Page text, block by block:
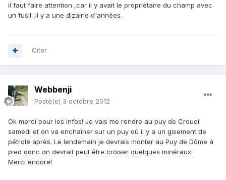
il faut faire attention ,car il y avait le propriétaire du champ avec
un fusil ,il y a une dizaine d'années.
Citer
Webbenji
Posté(e) 3 octobre 2012
Ok merci pour les infos! Je vais me rendre au puy de Crouel
samedi et on va enchaîner sur un puy où il y a un gisement de
pétrole après. Le lendemain je devrais monter au Puy de Dôme à
pied donc on devrait peut être croiser quelques minéraux.
Merci encore!